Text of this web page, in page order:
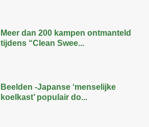
Meer dan 200 kampen ontmanteld
tijdens “Clean Swee...
Beelden -Japanse ‘menselijke
koelkast’ populair do...